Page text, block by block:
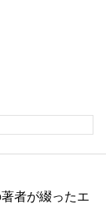
者が綴ったエ